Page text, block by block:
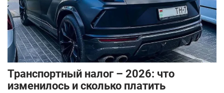
Транспортный налог – 2026: что
изменилось и сколько платить